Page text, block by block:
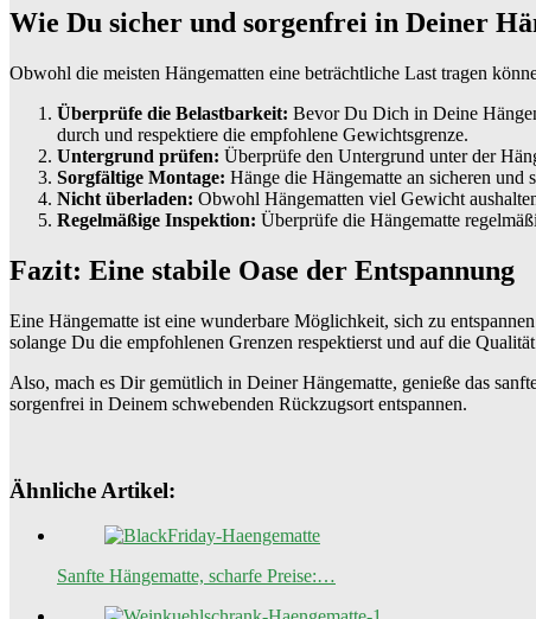
Wie Du sicher und sorgenfrei in Deiner
Obwohl die meisten Hängematten eine beträchtliche Last tragen
Überprüfe die Belastbarkeit: Bevor Du Dich in Deine
durch und respektiere die empfohlene Gewichtsgrenze.
Untergrund prüfen: Überprüfe den Untergrund unter der
Sorgfältige Montage: Hänge die Hängematte an sicheren und
Nicht überladen: Obwohl Hängematten viel Gewicht
Regelmäßige Inspektion: Überprüfe die Hängematte
Fazit: Eine stabile Oase der Entspannung
Eine Hängematte ist eine wunderbare Möglichkeit, sich zu
solange Du die empfohlenen Grenzen respektierst und auf die
Also, mach es Dir gemütlich in Deiner Hängematte, genieße das
sorgenfrei in Deinem schwebenden Rückzugsort entspannen.
Ähnliche Artikel:
Sanfte Hängematte, scharfe Preise:…